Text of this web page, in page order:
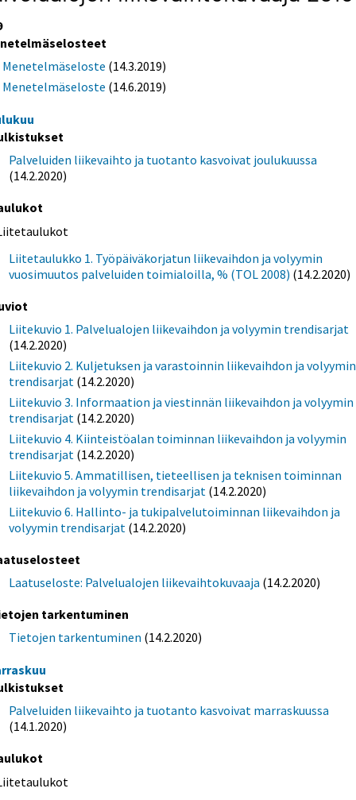
Menetelmäseloste (14.3.2019)
Menetelmäseloste (14.6.2019)
Palveluiden liikevaihto ja tuotanto kasvoivat joulukuussa
(14.2.2020)
Liitetaulukko 1. Työpäiväkorjatun liikevaihdon ja volyymin
vuosimuutos palveluiden toimialoilla, % (TOL 2008) (14.2.2020)
Liitekuvio 1. Palvelualojen liikevaihdon ja volyymin trendisarjat
(14.2.2020)
Liitekuvio 2. Kuljetuksen ja varastoinnin liikevaihdon ja volyymin
trendisarjat (14.2.2020)
Liitekuvio 3. Informaation ja viestinnän liikevaihdon ja volyymin
trendisarjat (14.2.2020)
Liitekuvio 4. Kiinteistöalan toiminnan liikevaihdon ja volyymin
trendisarjat (14.2.2020)
Liitekuvio 5. Ammatillisen, tieteellisen ja teknisen toiminnan
liikevaihdon ja volyymin trendisarjat (14.2.2020)
Liitekuvio 6. Hallinto- ja tukipalvelutoiminnan liikevaihdon ja
volyymin trendisarjat (14.2.2020)
Laatuseloste: Palvelualojen liikevaihtokuvaaja (14.2.2020)
tarkentuminen
Tietojen tarkentuminen (14.2.2020)
Palveluiden liikevaihto ja tuotanto kasvoivat marraskuussa
(14.1.2020)